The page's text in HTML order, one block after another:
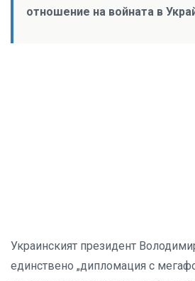
отношение на войната в
Украинският президент
единствено „дипломация с